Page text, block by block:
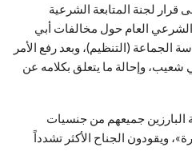
قرار لجنة المتابعة الشرعية
العام حول مخالفات أبي
الجماعة (التنظيم)، وبعد رفع الأمر
شعيب، وإحالة ما يتعلق بكلامه عن
البارزين جميعهم من جنسيات
ويقودون الجناح الأكثر تشدداً